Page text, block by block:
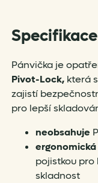
Specifikace
Pánvička je
Pivot-Lock, která
zajistí
pro lepší
neobsahuje
pojistkou
skladnost